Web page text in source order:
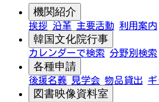
機関紹介
挨拶 沿革 主要活動 利用案内
韓国文化院行事
カレンダーで検索 分野別検索
各種申請
後援名義 見学会 物品貸出 ギ
図書映像資料室